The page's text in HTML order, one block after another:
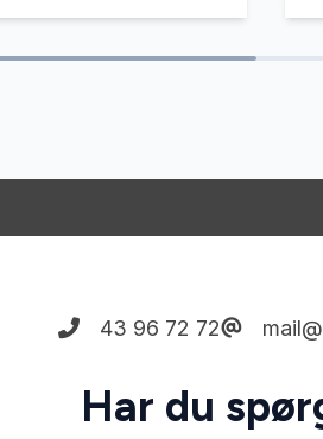
43 96 72 72
Har du